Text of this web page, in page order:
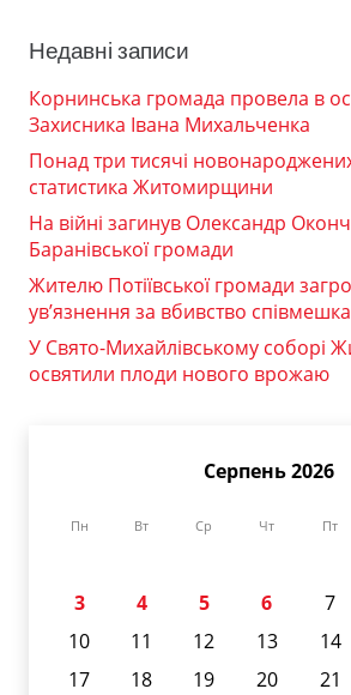
Недавні записи
Корнинська громада провела в
Захисника Івана Михальченка
Понад три тисячі
статистика Житомирщини
На війні загинув Олександр
Баранівської громади
Жителю Потіївської громади
ув’язнення за вбивство
У Свято-Михайлівському соборі
освятили плоди нового врожаю
Серпень 2026
Пн Вт Ср Чт Пт
3
4 5 6 7
10
11 12 13 14
17
18 19 20 21